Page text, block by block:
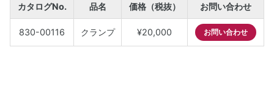
カタログNo. 品名 価格（税抜） お問い合わせ
830-00116 クランプ ¥20,000 お問い合わせ